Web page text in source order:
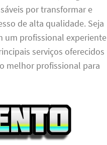
por transformar e
de alta qualidade. Seja
um profissional experiente
serviços oferecidos
melhor profissional para